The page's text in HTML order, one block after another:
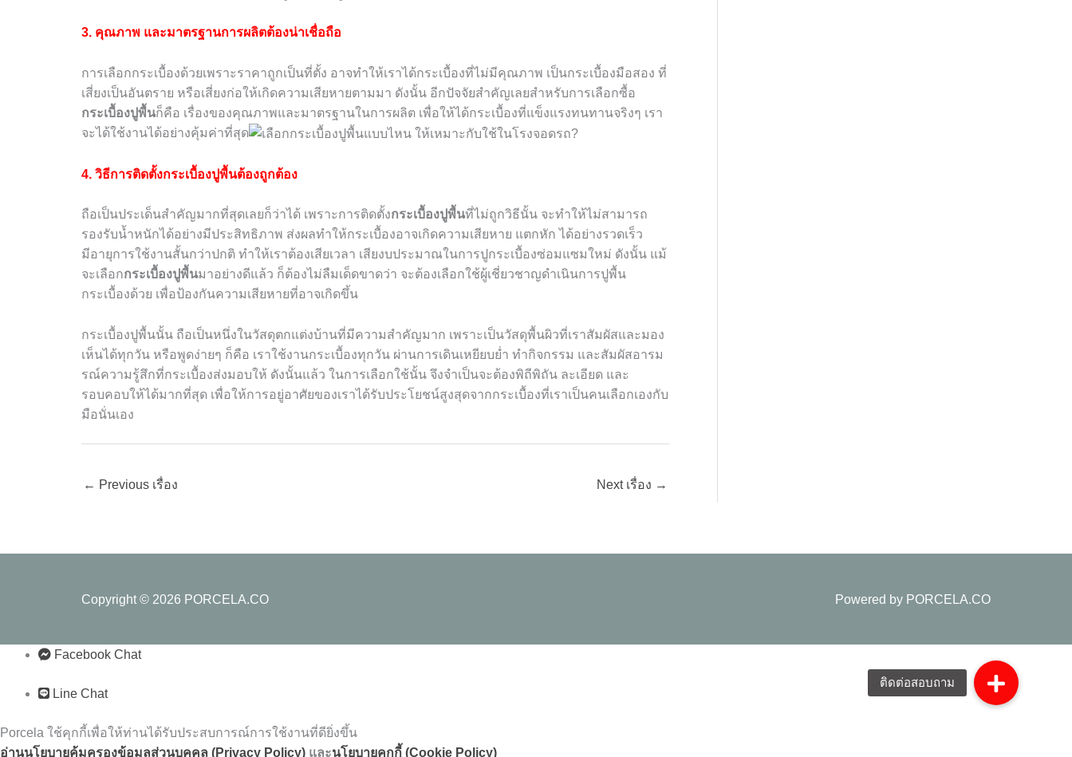
3. คุณภาพ และมาตรฐานการผลิตต้องน่าเชื่อถือ
การเลือกกระเบื้องด้วยเพราะราคาถูกเป็นที่ตั้ง อาจทำให้เราได้กระเบื้องที่ไม่มีคุณภาพ เป็นกระเบื้องมือสอง ที่
เสี่ยงเป็นอันตราย หรือเสี่ยงก่อให้เกิดความเสียหายตามมา ดังนั้น อีกปัจจัยสำคัญเลยสำหรับการเลือกซื้อ
กระเบื้องปูพื้นก็คือ เรื่องของคุณภาพและมาตรฐานในการผลิต เพื่อให้ได้กระเบื้องที่แข็งแรงทนทานจริงๆ เรา
จะได้ใช้งานได้อย่างคุ้มค่าที่สุด
4. วิธีการติดตั้งกระเบื้องปูพื้นต้องถูกต้อง
ถือเป็นประเด็นสำคัญมากที่สุดเลยก็ว่าได้ เพราะการติดตั้งกระเบื้องปูพื้นที่ไม่ถูกวิธีนั้น จะทำให้ไม่สามารถ
รองรับน้ำหนักได้อย่างมีประสิทธิภาพ ส่งผลทำให้กระเบื้องอาจเกิดความเสียหาย แตกหัก ได้อย่างรวดเร็ว
มีอายุการใช้งานสั้นกว่าปกติ ทำให้เราต้องเสียเวลา เสียงบประมาณในการปูกระเบื้องซ่อมแซมใหม่ ดังนั้น แม้
จะเลือกกระเบื้องปูพื้นมาอย่างดีแล้ว ก็ต้องไม่ลืมเด็ดขาดว่า จะต้องเลือกใช้ผู้เชี่ยวชาญดำเนินการปูพื้น
กระเบื้องด้วย เพื่อป้องกันความเสียหายที่อาจเกิดขึ้น
กระเบื้องปูพื้นนั้น ถือเป็นหนึ่งในวัสดุตกแต่งบ้านที่มีความสำคัญมาก เพราะเป็นวัสดุพื้นผิวที่เราสัมผัสและมอง
เห็นได้ทุกวัน หรือพูดง่ายๆ ก็คือ เราใช้งานกระเบื้องทุกวัน ผ่านการเดินเหยียบย่ำ ทำกิจกรรม และสัมผัสอารม
รณ์ความรู้สึกที่กระเบื้องส่งมอบให้ ดังนั้นแล้ว ในการเลือกใช้นั้น จึงจำเป็นจะต้องพิถีพิถัน ละเอียด และ
รอบคอบให้ได้มากที่สุด เพื่อให้การอยู่อาศัยของเราได้รับประโยชน์สูงสุดจากกระเบื้องที่เราเป็นคนเลือกเองกับ
มือนั่นเอง
← Previous เรื่อง Next เรื่อง →
Copyright © 2026 PORCELA.CO Powered by PORCELA.CO
Facebook Chat
Line Chat
Porcela ใช้คุกกี้เพื่อให้ท่านได้รับประสบการณ์การใช้งานที่ดียิ่งขึ้น
อ่านนโยบายคุ้มครองข้อมูลส่วนบุคคล (Privacy Policy) และนโยบายคุกกี้ (Cookie Policy)